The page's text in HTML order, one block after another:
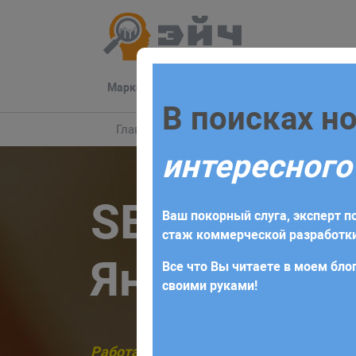
Маркетинг
Главная Маркетинг Serm
SERM -
Яндекс и
Работа с негативом в сети
,
Заполните
Для начала сотрудничества
получите коммерческое
требований и поставленных
В поисках
Ваш покорный слуга, эксперт
стаж коммерческой
Все что Вы читаете в моем
своими руками!